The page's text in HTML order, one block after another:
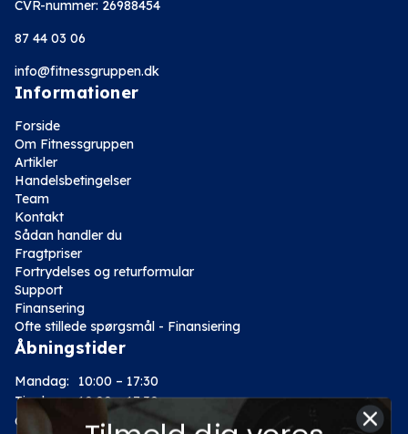
CVR-nummer: 26988454
87 44 03 06
info@fitnessgruppen.dk
Informationer
Forside
Om Fitnessgruppen
Artikler
Handelsbetingelser
Team
Kontakt
Sådan handler du
Fragtpriser
Fortrydelses og returformular
Support
Finansering
Ofte stillede spørgsmål - Finansiering
Åbningstider
Mandag:
10:00 – 17:30
Tirsdag: 10:00 – 17:30
Onsdag:
10:00 – 17:30